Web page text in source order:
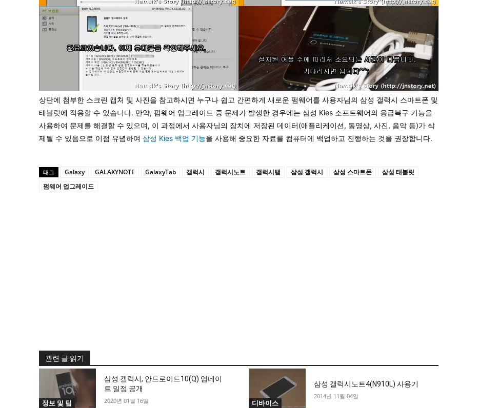
상단에 첨부한 스크린 캡처 및 사진을 참고하시면 누구나 쉽고 간편하게 새로운 펌웨어를 사용자님의 삼성 갤럭시 스마트폰 및
태블릿에 적용할 수 있습니다. 만약, 펌웨어 업그레이드 중 문제가 발생한 경우에는 삼성 Kies 소프트웨어의 응급복구 기능을
사용하여 문제를 해결할 수 있으며, 이 과정에서 사용자님의 장치에 저장된 데이터(애플리케이션, 동영상, 사진, 음악 등)가 삭
제될 수 있음으로 이점 유념하여 삼성 Kies 백업 기능을 사용해 중요한 자료를 컴퓨터에 백업하고 진행하는 것을 권장합니다.
태그 Galaxy GALAXYNOTE GalaxyTab 갤럭시 갤럭시노트 갤럭시탭 삼성 갤럭시 삼성 스마트폰
삼성 태블릿
펌웨어 업그레이드
관련 글 읽기
정보 및 팁
삼성 갤럭시, 안드로이드10(Q) 업데이
트 일정 공개
2020년 01월 16일 디바이스
삼성 갤럭시노트4(N910L) 사용기
2014년 11월 04일